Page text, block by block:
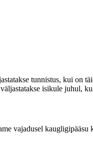
tunnistus, kui on
isikule juhul,
vajadusel kaugligipääsu